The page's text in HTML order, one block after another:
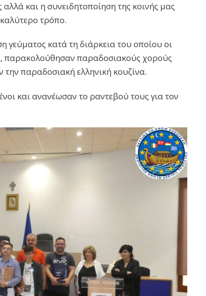
και η συνειδητοποίηση της κοινής μας
τρόπο.
κατά τη διάρκεια του οποίου οι
παρακολούθησαν παραδοσιακούς χορούς
παραδοσιακή ελληνική κουζίνα.
και ανανέωσαν το ραντεβού τους για τον